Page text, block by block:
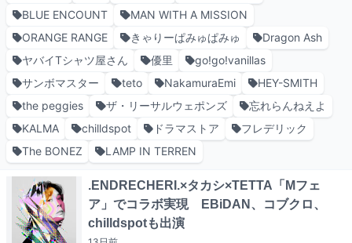
BLUE ENCOUNT
MAN WITH A MISSION
ORANGE RANGE
きゃりーぱみゅぱみゅ
Dragon Ash
ヤバイTシャツ屋さん
優里
go!go!vanillas
サンボマスター
teto NakamuraEmi
HEY-SMITH
the peggies
ザ・リーサルウェポンズ
忘れらんねえよ
KALMA
chilldspot ドラマストア
フレデリック
The BONEZ
LAMP IN TERREN
.ENDRECHERI.×タカシ×TETTA「Mフェ
ア」でコラボ実現 EBiDAN、コブクロ、
chilldspotも出演